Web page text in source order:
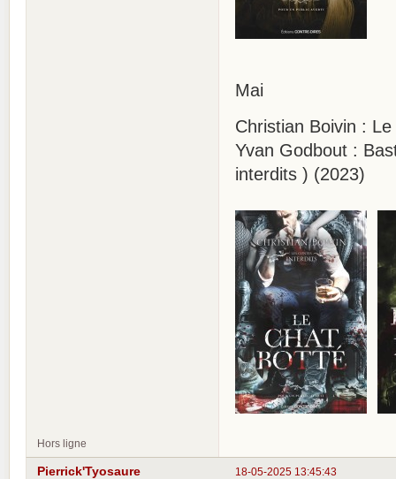
Mai
Christian Boivin :
Yvan Godbout :
interdits ) (2023)
Hors ligne
18-05-2025 13:45:43
Pierrick'Tyosaure